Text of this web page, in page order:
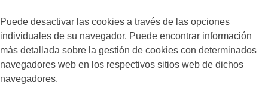
Puede desactivar las cookies a través de las opciones
individuales de su navegador. Puede encontrar información
más detallada sobre la gestión de cookies con determinados
navegadores web en los respectivos sitios web de dichos
navegadores.